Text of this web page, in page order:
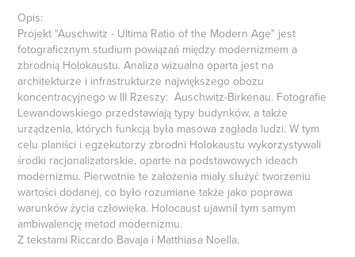
Opis:
Projekt "Auschwitz - Ultima Ratio of the Modern Age" jest
fotograficznym studium powiązań między modernizmem a
zbrodnią Holokaustu. Analiza wizualna oparta jest na
architekturze i infrastrukturze największego obozu
koncentracyjnego w III Rzeszy: Auschwitz-Birkenau. Fotografie
Lewandowskiego przedstawiają typy budynków, a także
urządzenia, których funkcją była masowa zagłada ludzi. W tym
celu planiści i egzekutorzy zbrodni Holokaustu wykorzystywali
środki racjonalizatorskie, oparte na podstawowych ideach
modernizmu. Pierwotnie te założenia miały służyć tworzeniu
wartości dodanej, co było rozumiane także jako poprawa
warunków życia człowieka. Holocaust ujawnił tym samym
ambiwalencję metod modernizmu.
Z tekstami Riccardo Bavaja i Matthiasa Noella.